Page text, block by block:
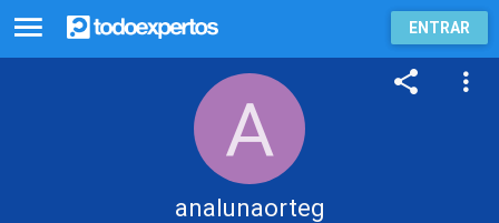
ENTRAR
analunaorteg